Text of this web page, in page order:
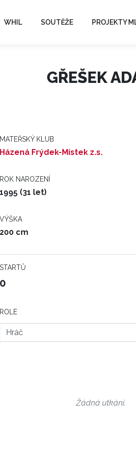
WHIL SOUTĚŽE PROJEKTY
GŘEŠEK
MATEŘSKÝ KLUB
Házená Frýdek-Místek z.s.
ROK NAROZENÍ
1995 (31 let)
VÝŠKA
200 cm
STARTŮ
0
ROLE
Žádná utkání.